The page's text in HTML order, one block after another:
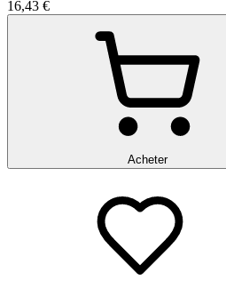
16,43 €
Acheter